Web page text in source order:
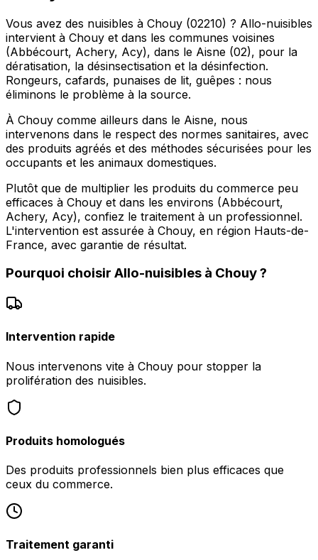
Vous avez des nuisibles à Chouy (02210) ? Allo-nuisibles
intervient à Chouy et dans les communes voisines
(Abbécourt, Achery, Acy), dans le Aisne (02), pour la
dératisation, la désinsectisation et la désinfection.
Rongeurs, cafards, punaises de lit, guêpes : nous
éliminons le problème à la source.
À Chouy comme ailleurs dans le Aisne, nous
intervenons dans le respect des normes sanitaires, avec
des produits agréés et des méthodes sécurisées pour les
occupants et les animaux domestiques.
Plutôt que de multiplier les produits du commerce peu
efficaces à Chouy et dans les environs (Abbécourt,
Achery, Acy), confiez le traitement à un professionnel.
L'intervention est assurée à Chouy, en région Hauts-de-
France, avec garantie de résultat.
Pourquoi choisir Allo-nuisibles à Chouy?
Intervention rapide
Nous intervenons vite à Chouy pour stopper la
prolifération des nuisibles.
Produits homologués
Des produits professionnels bien plus efficaces que
ceux du commerce.
Traitement garanti